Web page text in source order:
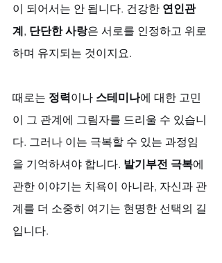
이 되어서는 안 됩니다. 건강한 연인관
계, 단단한 사랑은 서로를 인정하고 위로
하며 유지되는 것이지요.
때로는 정력이나 스테미나에 대한 고민
이 그 관계에 그림자를 드리울 수 있습니
다. 그러나 이는 극복할 수 있는 과정임
을 기억하셔야 합니다. 발기부전 극복에
관한 이야기는 치욕이 아니라, 자신과 관
계를 더 소중히 여기는 현명한 선택의 길
입니다.